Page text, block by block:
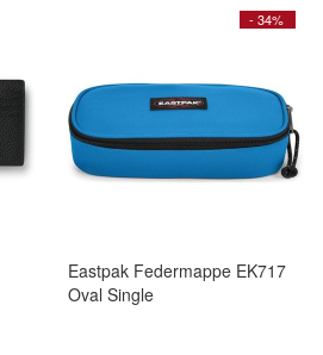
- 34%
Eastpak Federmappe EK717
Oval Single